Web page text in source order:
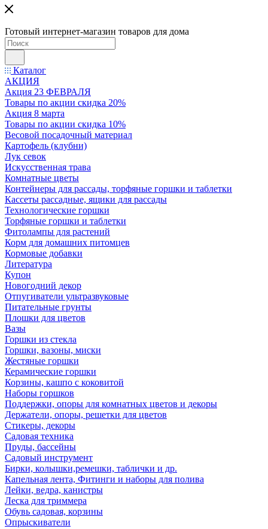
Готовый интернет-магазин товаров для дома
Каталог
АКЦИЯ
Акция 23 ФЕВРАЛЯ
Товары по акции скидка 20%
Акция 8 марта
Товары по акции скидка 10%
Весовой посадочный материал
Картофель (клубни)
Лук севок
Искусственная трава
Комнатные цветы
Контейнеры для рассады, торфяные горшки и таблетки
Кассеты рассадные, ящики для рассады
Технологические горшки
Торфяные горшки и таблетки
Фитолампы для растений
Корм для домашних питомцев
Кормовые добавки
Литература
Купон
Новогодний декор
Отпугиватели ультразвуковые
Питательные грунты
Плошки для цветов
Вазы
Горшки из стекла
Горшки, вазоны, миски
Жестяные горшки
Керамические горшки
Корзины, кашпо с коковитой
Наборы горшков
Поддержки, опоры для комнатных цветов и декоры
Держатели, опоры, решетки для цветов
Стикеры, декоры
Садовая техника
Пруды, бассейны
Садовый инструмент
Бирки, колышки,ремешки, таблички и др.
Капельная лента, Фитинги и наборы для полива
Лейки, ведра, канистры
Леска для триммера
Обувь садовая, корзины
Опрыскиватели